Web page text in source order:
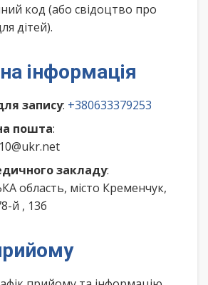
код (або свідоцтво про
дітей).
інформація
запису: +380633379253
пошта:
закладу:
область, місто Кременчук,
й , 13б